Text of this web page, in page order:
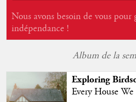
Nous avons besoin de vous pour
indépendance !
Album de la
Exploring
Every House